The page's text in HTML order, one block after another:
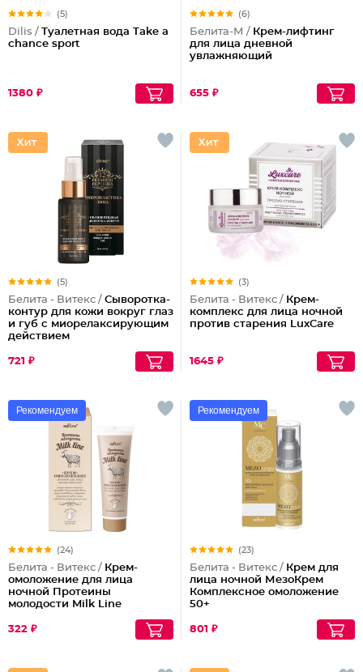
(5)
Dilis / Туалетная вода Take a
chance sport
1380 ₽
(6)
Белита-М / Крем-лифтинг
для лица дневной
увлажняющий
655 ₽
(5)
Белита - Витекс / Сыворотка-
контур для кожи вокруг глаз
и губ с миорелаксирующим
действием
721 ₽
(3)
Белита - Витекс / Крем-
комплекс для лица ночной
против старения LuxCare
1645 ₽
Рекомендуем
(24)
Белита - Витекс / Крем-
омоложение для лица
ночной Протеины
молодости Milk Line
322 ₽
Рекомендуем
(23)
Белита - Витекс / Крем для
лица ночной МезоКрем
Комплексное омоложение
50+
801 ₽